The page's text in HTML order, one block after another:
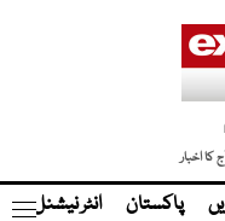
کا اخبار
پاکستان انٹر نیشنل